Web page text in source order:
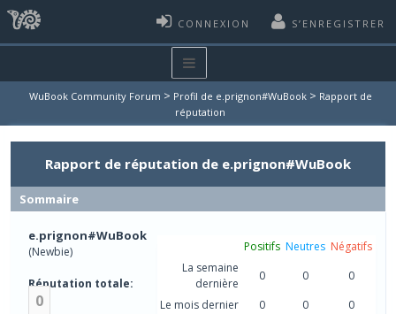
CONNEXION S’ENREGISTRER
WuBook Community Forum > Profil de e.prignon#WuBook > Rapport de
réputation
Rapport de réputation de e.prignon#WuBook
Sommaire
e.prignon#WuBook
(Newbie)
Réputation totale:
0
Positifs Neutres Négatifs
La semaine
dernière
0 0
0
Le mois dernier
0 0
0